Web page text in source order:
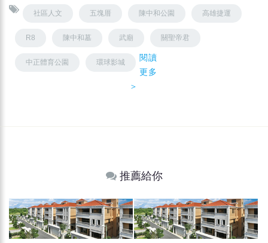
社區人文 五塊厝 陳中和公園 高雄捷運
R8 陳中和墓 武廟 關聖帝君
中正體育公園 環球影城
閱讀
更多
＞
推薦給你